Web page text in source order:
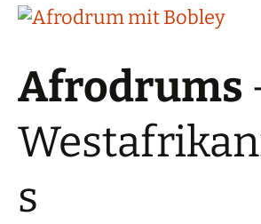
Afrodrums
s